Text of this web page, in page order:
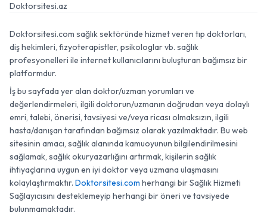
Doktorsitesi.az
Doktorsitesi.com sağlık sektöründe hizmet veren tıp doktorları,
diş hekimleri, fizyoterapistler, psikologlar vb. sağlık
profesyonelleri ile internet kullanıcılarını buluşturan bağımsız bir
platformdur.
İş bu sayfada yer alan doktor/uzman yorumları ve
değerlendirmeleri, ilgili doktorun/uzmanın doğrudan veya dolaylı
emri, talebi, önerisi, tavsiyesi ve/veya ricası olmaksızın, ilgili
hasta/danışan tarafından bağımsız olarak yazılmaktadır. Bu web
sitesinin amacı, sağlık alanında kamuoyunun bilgilendirilmesini
sağlamak, sağlık okuryazarlığını artırmak, kişilerin sağlık
ihtiyaçlarına uygun en iyi doktor veya uzmana ulaşmasını
kolaylaştırmaktır. Doktorsitesi.com herhangi bir Sağlık Hizmeti
Sağlayıcısını desteklemeyip herhangi bir öneri ve tavsiyede
bulunmamaktadır.